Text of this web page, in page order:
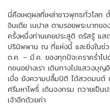
นี่คือเหตุผลที่เหล่าชาวพุทธทั่วโลก
อินเดีย เนปาล ตามรอยพระบาทข
ครั้งหนึ่งท่านเคยประสูติ ตรัสรู้ แส
ปรินิพพาน ณ ที่แห่งนี้ และยิ่งในช่
ต.ค. – มี.ค. ของทุกปีจะคราคร่ำไ
กชนอย่างเรา เดินทางไปแสวงบุ
เบื่อ ยังความปลื้มปิติ ได้สวดมนต์
ศรีมหาโพธิ์ เดินจงกรม ถวายเป็
เจ้าอีกด้วยค่า